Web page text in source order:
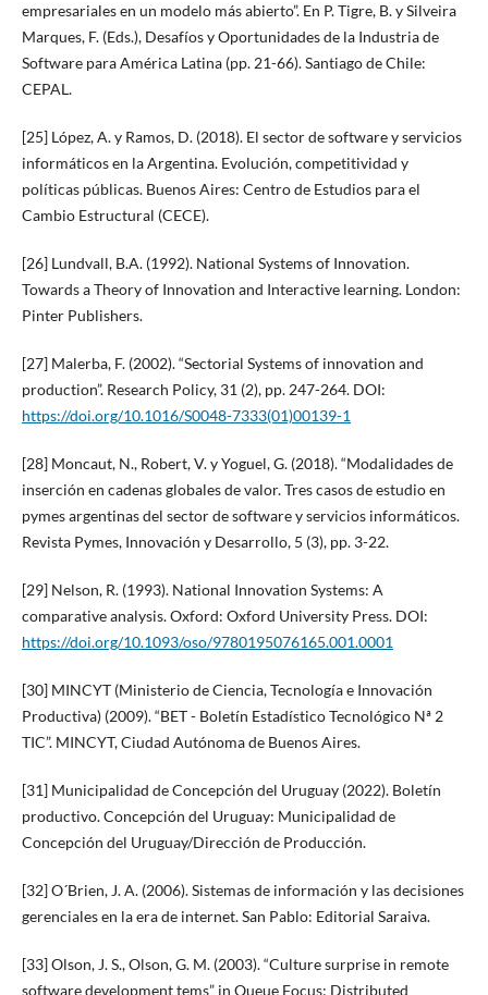
empresariales en un modelo más abierto”. En P. Tigre, B. y Silveira
Marques, F. (Eds.), Desafíos y Oportunidades de la Industria de
Software para América Latina (pp. 21-66). Santiago de Chile:
CEPAL.
[25] López, A. y Ramos, D. (2018). El sector de software y servicios
informáticos en la Argentina. Evolución, competitividad y
políticas públicas. Buenos Aires: Centro de Estudios para el
Cambio Estructural (CECE).
[26] Lundvall, B.A. (1992). National Systems of Innovation.
Towards a Theory of Innovation and Interactive learning. London:
Pinter Publishers.
[27] Malerba, F. (2002). “Sectorial Systems of innovation and
production”. Research Policy, 31 (2), pp. 247-264. DOI:
https://doi.org/10.1016/S0048-7333(01)00139-1
[28] Moncaut, N., Robert, V. y Yoguel, G. (2018). “Modalidades de
inserción en cadenas globales de valor. Tres casos de estudio en
pymes argentinas del sector de software y servicios informáticos.
Revista Pymes, Innovación y Desarrollo, 5 (3), pp. 3-22.
[29] Nelson, R. (1993). National Innovation Systems: A
comparative analysis. Oxford: Oxford University Press. DOI:
https://doi.org/10.1093/oso/9780195076165.001.0001
[30] MINCYT (Ministerio de Ciencia, Tecnología e Innovación
Productiva) (2009). “BET - Boletín Estadístico Tecnológico Nª 2
TIC”. MINCYT, Ciudad Autónoma de Buenos Aires.
[31] Municipalidad de Concepción del Uruguay (2022). Boletín
productivo. Concepción del Uruguay: Municipalidad de
Concepción del Uruguay/Dirección de Producción.
[32] O´Brien, J. A. (2006). Sistemas de información y las decisiones
gerenciales en la era de internet. San Pablo: Editorial Saraiva.
[33] Olson, J. S., Olson, G. M. (2003). “Culture surprise in remote
software development tems” in Queue Focus: Distributed